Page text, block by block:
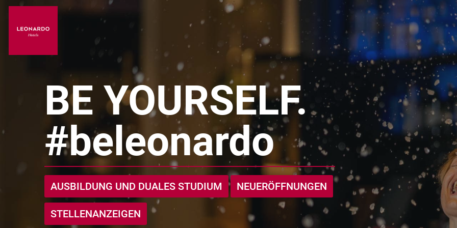
BE YOURSELF.
#beleonardo
AUSBILDUNG UND DUALES STUDIUM NEUERÖFFNUNGEN
STELLENANZEIGEN